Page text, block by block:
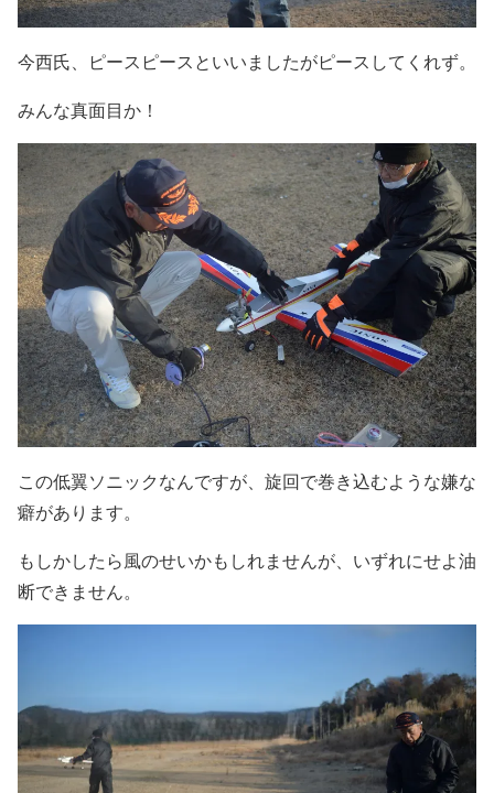
今西氏、ピースピースといいましたがピースしてくれず。
みんな真面目か！
この低翼ソニックなんですが、旋回で巻き込むような嫌な
癖があります。
もしかしたら風のせいかもしれませんが、いずれにせよ油
断できません。